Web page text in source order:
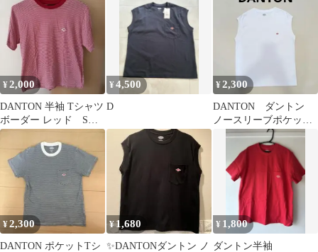
ジュ
¥2,000
DANTON 半袖 Tシャツ
ボーダー レッド Sサ
イズ
¥4,500
D
¥2,300
DANTON ダントン
ノースリーブポケット
Tシャツ
¥2,300
DANTON ポケットTシ
¥1,680
✨DANTONダントン ノ
¥ 1,800
ダントン半袖